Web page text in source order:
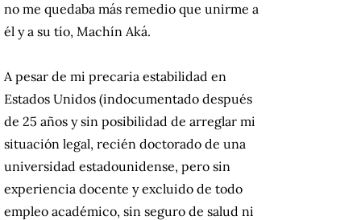
no me quedaba más remedio que unirme a
él y a su tío, Machín Aká.
A pesar de mi precaria estabilidad en
Estados Unidos (indocumentado después
de 25 años y sin posibilidad de arreglar mi
situación legal, recién doctorado de una
universidad estadounidense, pero sin
experiencia docente y excluido de todo
empleo académico, sin seguro de salud ni